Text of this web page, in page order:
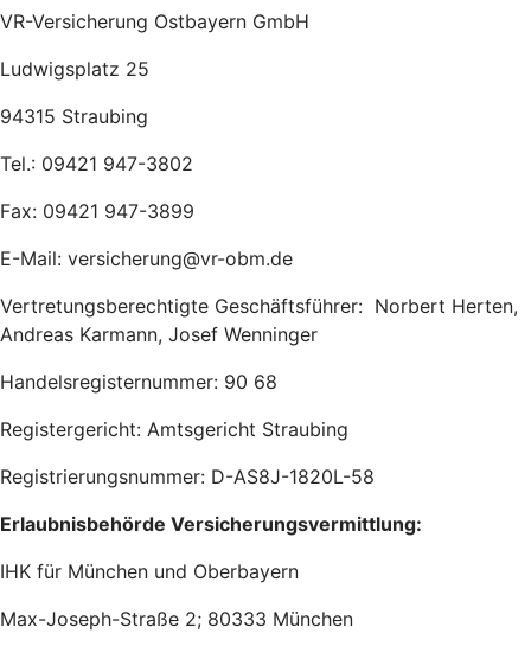
VR-Versicherung Ostbayern GmbH
Ludwigsplatz 25
94315 Straubing
Tel.: 09421 947-3802
Fax: 09421 947-3899
E-Mail: versicherung@vr-obm.de
Vertretungsberechtigte Geschäftsführer: Norbert Herten,
Andreas Karmann, Josef Wenninger
Handelsregisternummer: 90 68
Registergericht: Amtsgericht Straubing
Registrierungsnummer: D-AS8J-1820L-58
Erlaubnisbehörde Versicherungsvermittlung:
IHK für München und Oberbayern
Max-Joseph-Straße 2; 80333 München